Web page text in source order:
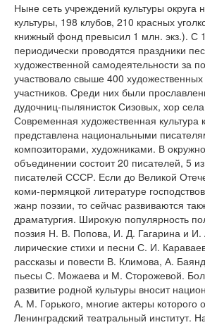
Ныне сеть учреждений культуры округа
культуры, 198 клубов, 210 красных
книжный фонд превысил 1 млн. экз.). С
периодически проводятся праздники
художественной самодеятельности за
участвовало свыше 400 художественных
участников. Среди них были
дудочниц-пылянисток Сизовых, хор
Современная художественная культура
представлена национальными
композиторами, художниками. В
объединении состоит 20 писателей, 5
писателей СССР. Если до Великой
коми-пермяцкой литературе
жанр поэзии, то сейчас развиваются
драматургия. Широкую популярность
поэзия Н. В. Попова, И. Д. Гагарина и
лирические стихи и песни С. И.
рассказы и повести В. Климова, А.
пьесы С. Можаева и М. Сторожевой.
развитие родной культуры вносит
А. М. Горького, многие актеры которого
Ленинградский театральный институт.